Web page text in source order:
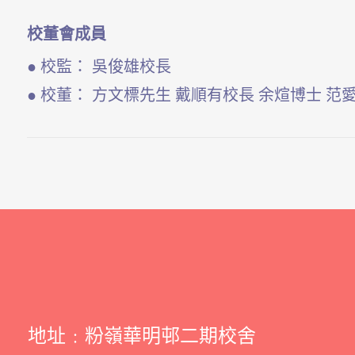
校董會成員
● 校監： 吳俊雄校長
● 校董： 方文標先生 戴順有校長 余煊博士 范
地址﹕粉嶺華明邨二期校舍